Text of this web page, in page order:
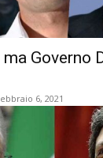
Governo
6, 2021